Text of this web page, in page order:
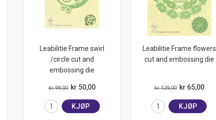
Leabilitie Frame swirl
/circle cut and
embossing die
kr 99,00 kr 50,00
KJØP
Leabilitie Frame flowers
cut and embossing die
kr 129,00 kr 65,00
KJØP